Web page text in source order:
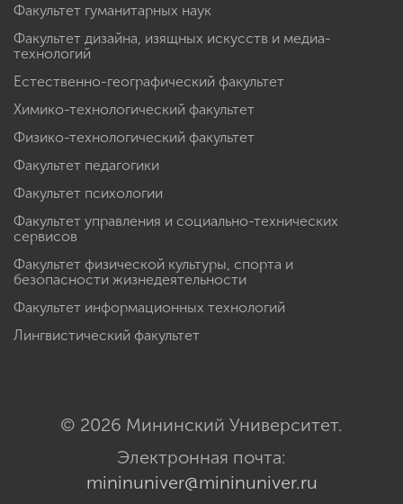
Факультет гуманитарных наук
Факультет дизайна, изящных искусств и медиа-
технологий
Естественно-географический факультет
Химико-технологический факультет
Физико-технологический факультет
Факультет педагогики
Факультет психологии
Факультет управления и социально-технических
сервисов
Факультет физической культуры, спорта и
безопасности жизнедеятельности
Факультет информационных технологий
Лингвистический факультет
© 2026 Мининский Университет.
Электронная почта:
mininuniver@mininuniver.ru